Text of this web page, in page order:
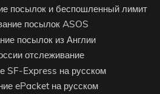
посылок и беспошленный лимит
посылок ASOS
посылок из Англии
отслеживание
SF-Express на русском
ePacket на русском